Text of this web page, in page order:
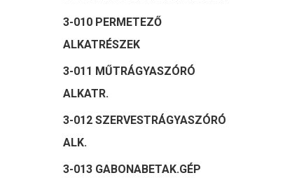
3-010 PERMETEZŐ
ALKATRÉSZEK
3-011 MŰTRÁGYASZÓRÓ
ALKATR.
3-012 SZERVESTRÁGYASZÓRÓ
ALK.
3-013 GABONABETAK.GÉP